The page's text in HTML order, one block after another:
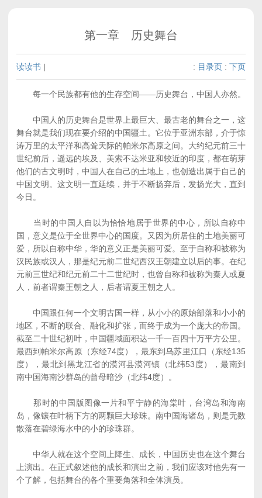
第一章 历史舞台
读读书 | : 目录页 : 下页
每一个民族都有他的生存空间——历史舞台，中国人亦然。
中国人的历史舞台是世界上最巨大、最古老的舞台之一，这
舞台就是我们现在要介绍的中国疆土。它位于亚洲东部，介于惊
涛万里的太平洋和高耸天际的帕米尔高原之间。大约纪元前三十
世纪前后，遥远的埃及、美索不达米亚和较近的印度，都在萌芽
他们的古文明时，中国人在自己的土地上，也创造出属于自己的
中国文明。这文明一直延续，并于不断扬弃后，发扬光大，直到
今日。
当时的中国人自以为恰恰地居于世界的中心，所以自称中
国，意义是位于全世界中心的国度。又因为所居住的土地美丽可
爱，所以自称中华，华的意义正是美丽可爱。至于自称和被称为
汉民族或汉人，那是纪元前二世纪西汉王朝建立以后的事。在纪
元前三世纪和纪元前二十二世纪时，也曾自称和被称为秦人或夏
人，前者谓秦王朝之人，后者谓夏王朝之人。
中国跟任何一个文明古国一样，从小小的原始部落和小小的
地区，不断的联合、融化和扩张，而终于成为一个庞大的帝国。
截至二十世纪初叶，中国疆域面积达一千一百四十万平方公里。
最西到帕米尔高原（东经74度），最东到乌苏里江口（东经135
度），最北到黑龙江省的漠河县漠河镇（北纬53度），最南到
南中国海南沙群岛的曾母暗沙（北纬4度）。
那时的中国版图像一片和平宁静的海棠叶，台湾岛和海南
岛，像镶在叶柄下方的两颗巨大珍珠。南中国海诸岛，则是无数
散落在碧绿海水中的小的珍珠群。
中华人就在这个空间上降生、成长，中国历史也在这个舞台
上演出。在正式叙述他的成长和演出之前，我们应该对他先有一
个了解，包括舞台的各个重要角落和全体演员。